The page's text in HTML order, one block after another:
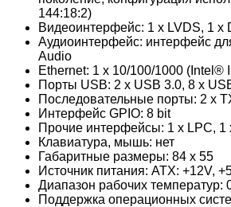
144:18:2)
Видеоинтерфейс: 1 x LVDS, 1 x
Аудиоинтерфейс: интерфейс
Audio
Ethernet: 1 x 10/100/1000 (Intel®
Порты USB: 2 x USB 3.0, 8 x
Последовательные порты: 2 x
Интерфейс GPIO: 8 bit
Прочие интерфейсы: 1 x LPC, 1
Клавиатура, мышь: нет
Габаритные размеры: 84 x 55
Источник питания: ATX: +12V,
Диапазон рабочих температур:
Поддержка операционных